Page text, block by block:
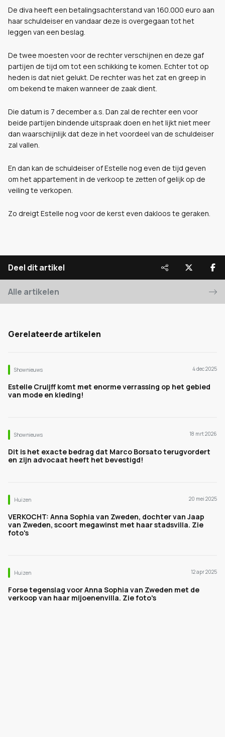
De diva heeft een betalingsachterstand van 160.000 euro aan
haar schuldeiser en vandaar deze is overgegaan tot het
leggen van een beslag.
De twee moesten voor de rechter verschijnen en deze gaf
partijen de tijd om tot een schikking te komen. Echter tot op
heden is dat niet gelukt. De rechter was het zat en greep in
om bekend te maken wanneer de zaak dient.
Die datum is 7 december a.s. Dan zal de rechter een voor
beide partijen bindende uitspraak doen en het lijkt niet meer
dan waarschijnlijk dat deze in het voordeel van de schuldeiser
zal vallen.
En dan kan de schuldeiser of Estelle nog even de tijd geven
om het appartement in de verkoop te zetten of gelijk op de
veiling te verkopen.
Zo dreigt Estelle nog voor de kerst even dakloos te geraken.
Deel dit artikel
Alle artikelen
Gerelateerde artikelen
Shownieuws 4 dec 2025
Estelle Cruijff komt met enorme verrassing op het gebied
van mode en kleding!
Shownieuws 18 mrt 2026
Dit is het exacte bedrag dat Marco Borsato terugvordert
en zijn advocaat heeft het bevestigd!
Huizen 20 mei 2025
VERKOCHT: Anna Sophia van Zweden, dochter van Jaap
van Zweden, scoort megawinst met haar stadsvilla. Zie
foto's
Huizen 12 apr 2025
Forse tegenslag voor Anna Sophia van Zweden met de
verkoop van haar mijoenenvilla. Zie foto's